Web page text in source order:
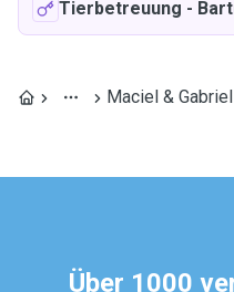
Tierbetreuung -
Maciel &
Über 1000